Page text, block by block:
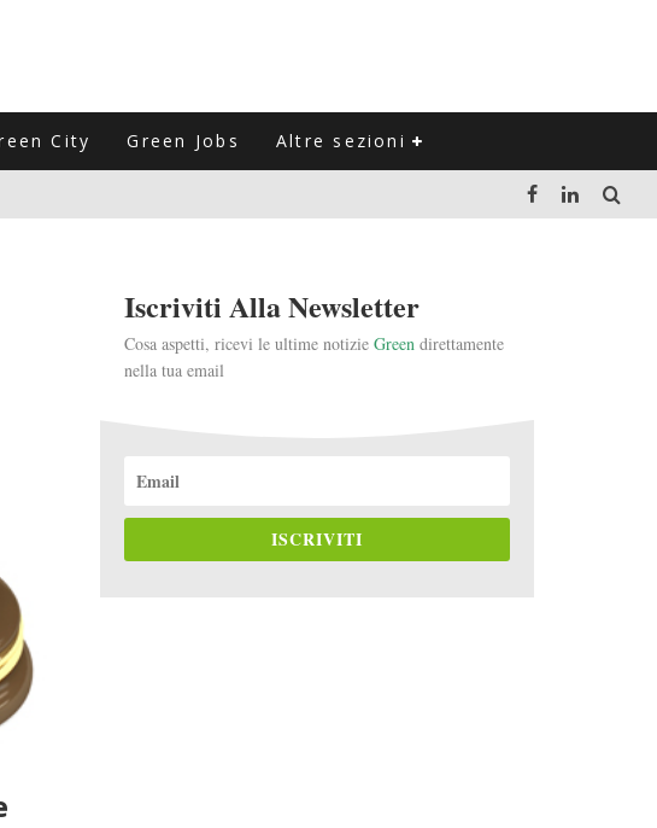
City Green Jobs Altre sezioni
PER EVITARLI)
L'ITALIA
Iscriviti Alla Newsletter
Cosa aspetti, ricevi le ultime notizie Green direttamente
nella tua email
ISCRIVITI